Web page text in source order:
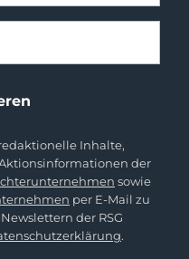
Inhalte,
der
sowie
per E-Mail zu
der RSG
.